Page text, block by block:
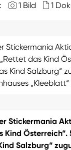
1 Bild 1
Stickermania
das Kind
Kind Salzburg“
„Kleeblatt“
Stickermania
Kind
Salzburg“